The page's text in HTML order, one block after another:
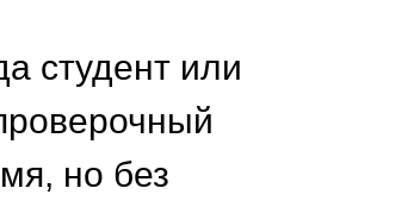
студент или
но без